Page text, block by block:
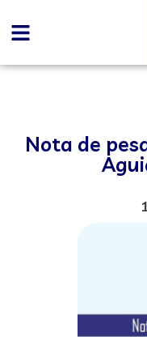
Nota de